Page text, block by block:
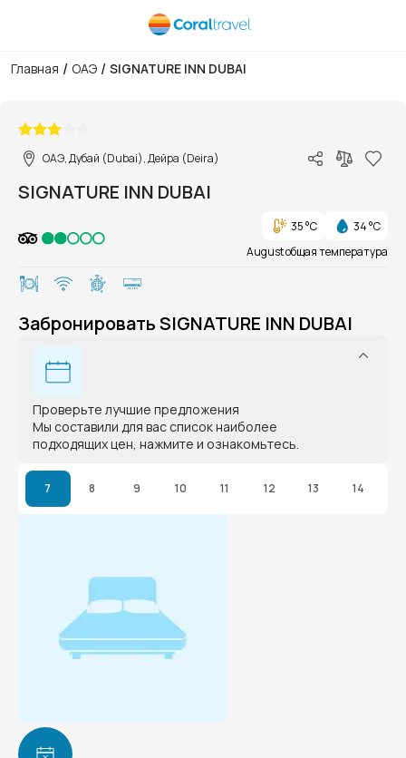
Главная / ОАЭ / SIGNATURE INN DUBAI
ОАЭ, Дубай (Dubai), Дейра (Deira)
SIGNATURE INN DUBAI
35 °C
34 °C
August общая температура
Забронировать SIGNATURE INN DUBAI
Проверьте лучшие предложения
Мы составили для вас список наиболее
подходящих цен, нажмите и ознакомьтесь.
7 8 9 10 11 12 13 14